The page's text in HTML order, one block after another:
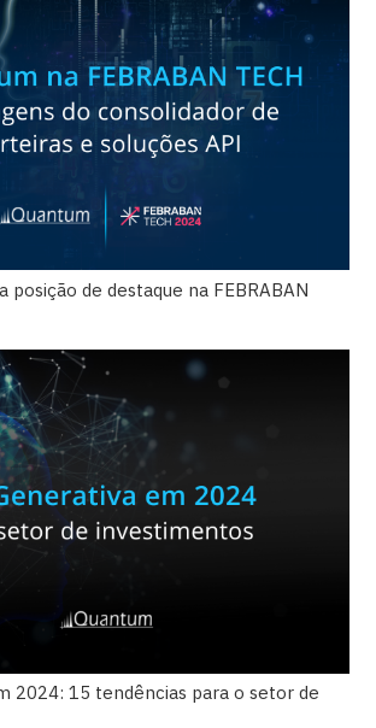
posição de destaque na FEBRABAN
2024: 15 tendências para o setor de